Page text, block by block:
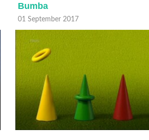
Bumba
01 September 2017